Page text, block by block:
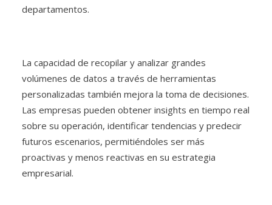
departamentos.
La capacidad de recopilar y analizar grandes
volúmenes de datos a través de herramientas
personalizadas también mejora la toma de decisiones.
Las empresas pueden obtener insights en tiempo real
sobre su operación, identificar tendencias y predecir
futuros escenarios, permitiéndoles ser más
proactivas y menos reactivas en su estrategia
empresarial.